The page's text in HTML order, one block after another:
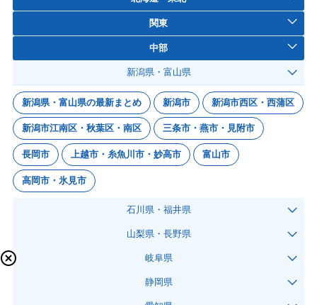
関東
中部
新潟県・富山県
新潟県・富山県の最新まとめ 新潟市 新潟市西区・西蒲区
新潟市江南区・秋葉区・南区 三条市・燕市・見附市
長岡市 上越市・糸魚川市・妙高市 富山市
高岡市・氷見市
石川県・福井県
山梨県・長野県
岐阜県
静岡県